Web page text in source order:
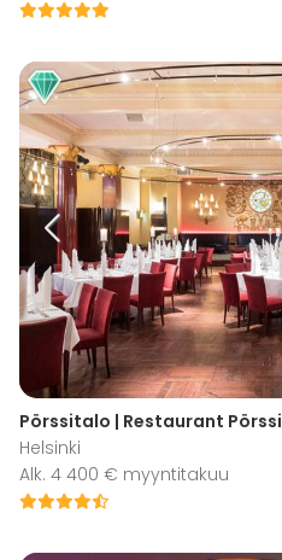
Pörssitalo | Restaurant Pörssi
Helsinki
Alk. 4 400 € myyntitakuu